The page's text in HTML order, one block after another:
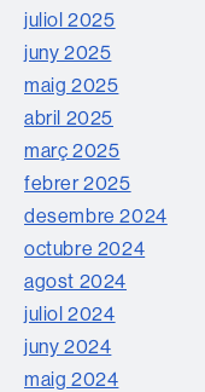
juliol 2025
juny 2025
maig 2025
abril 2025
març 2025
febrer 2025
desembre 2024
octubre 2024
agost 2024
juliol 2024
juny 2024
maig 2024